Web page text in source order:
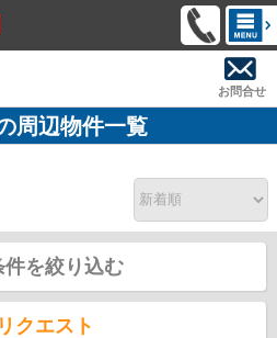
お問合せ
周辺物件一覧
件を絞り込む
クエスト